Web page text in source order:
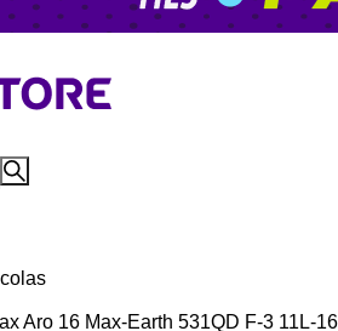
Aro 16 Max-Earth 531QD F-3 11L-